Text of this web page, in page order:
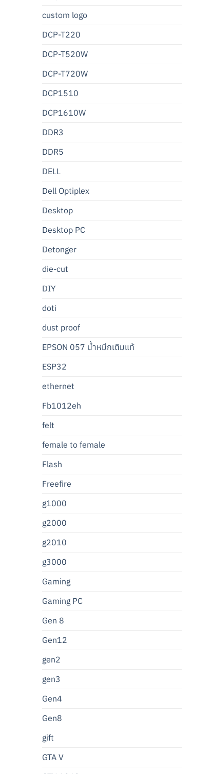
custom logo
DCP-T220
DCP-T520W
DCP-T720W
DCP1510
DCP1610W
DDR3
DDR5
DELL
Dell Optiplex
Desktop
Desktop PC
Detonger
die-cut
DIY
doti
dust proof
EPSON 057 น้ำหมึกเติมแท้
ESP32
ethernet
Fb1012eh
felt
female to female
Flash
Freefire
g1000
g2000
g2010
g3000
Gaming
Gaming PC
Gen 8
Gen12
gen2
gen3
Gen4
Gen8
gift
GTA V